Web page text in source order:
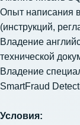
Опыт написания
(инструкций,
Владение
технической
Владение
SmartFraud
Условия: